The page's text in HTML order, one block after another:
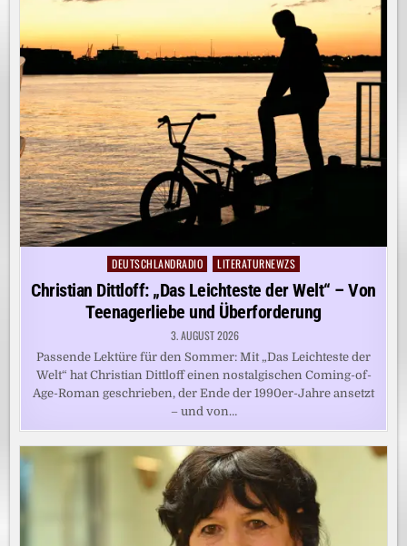
Posted
in
DEUTSCHLANDRADIO LITERATURNEWZS
Christian Dittloff: „Das Leichteste der Welt“ – Von
Teenagerliebe und Überforderung
3. AUGUST 2026
Passende Lektüre für den Sommer: Mit „Das Leichteste der
Welt“ hat Christian Dittloff einen nostalgischen Coming-of-
Age-Roman geschrieben, der Ende der 1990er-Jahre ansetzt
– und von…